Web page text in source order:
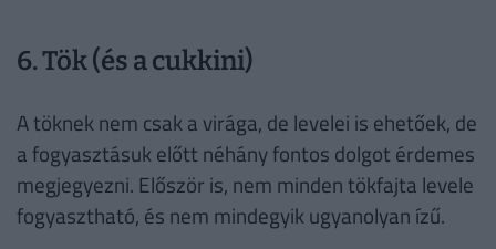
6. Tök (és a cukkini)
A töknek nem csak a virága, de levelei is ehetőek, de
a fogyasztásuk előtt néhány fontos dolgot érdemes
megjegyezni. Először is, nem minden tökfajta levele
fogyasztható, és nem mindegyik ugyanolyan ízű.